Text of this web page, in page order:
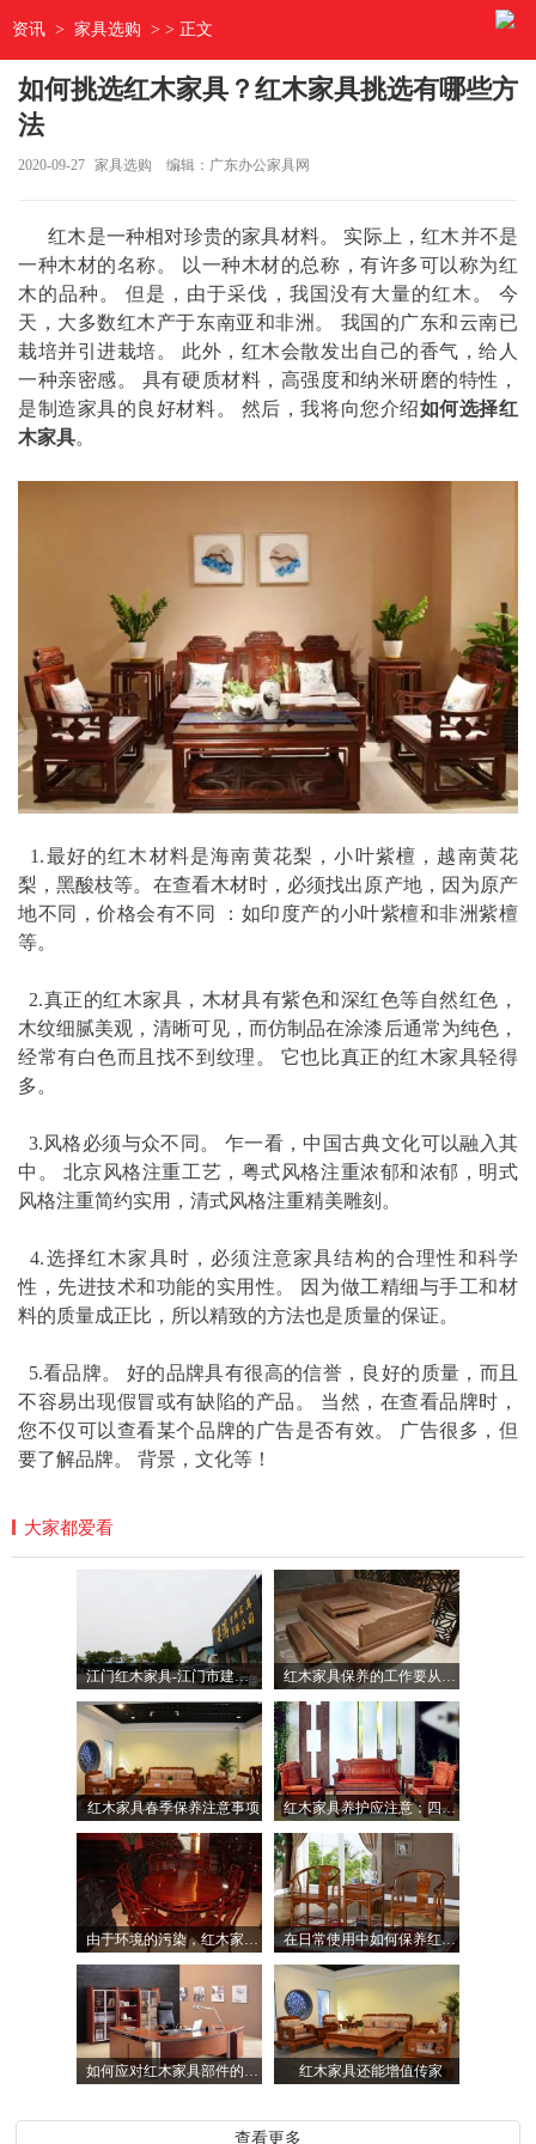
资讯 > 家具选购 > > 正文
如何挑选红木家具？红木家具挑选有哪些方
法
2020-09-27 家具选购 编辑：广东办公家具网
红木是一种相对珍贵的家具材料。 实际上，红木并不是
一种木材的名称。 以一种木材的总称，有许多可以称为红
木的品种。 但是，由于采伐，我国没有大量的红木。 今
天，大多数红木产于东南亚和非洲。 我国的广东和云南已
栽培并引进栽培。 此外，红木会散发出自己的香气，给人
一种亲密感。 具有硬质材料，高强度和纳米研磨的特性，
是制造家具的良好材料。 然后，我将向您介绍如何选择红
木家具。
1.最好的红木材料是海南黄花梨，小叶紫檀，越南黄花
梨，黑酸枝等。在查看木材时，必须找出原产地，因为原产
地不同，价格会有不同 ：如印度产的小叶紫檀和非洲紫檀
等。
2.真正的红木家具，木材具有紫色和深红色等自然红色，
木纹细腻美观，清晰可见，而仿制品在涂漆后通常为纯色，
经常有白色而且找不到纹理。 它也比真正的红木家具轻得
多。
3.风格必须与众不同。 乍一看，中国古典文化可以融入其
中。 北京风格注重工艺，粤式风格注重浓郁和浓郁，明式
风格注重简约实用，清式风格注重精美雕刻。
4.选择红木家具时，必须注意家具结构的合理性和科学
性，先进技术和功能的实用性。 因为做工精细与手工和材
料的质量成正比，所以精致的方法也是质量的保证。
5.看品牌。 好的品牌具有很高的信誉，良好的质量，而且
不容易出现假冒或有缺陷的产品。 当然，在查看品牌时，
您不仅可以查看某个品牌的广告是否有效。 广告很多，但
要了解品牌。 背景，文化等！
大家都爱看
江门红木家具-江门市建鸿古典家具有限公司
红木家具春季保养注意事项 红木家具养护应注意：四季变更
在日常使用中如何保养红木家具
红木家具还能增值传家
查看更多